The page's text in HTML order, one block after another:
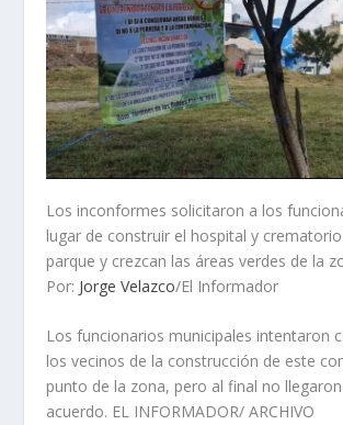
Los inconformes solicitaron a los
lugar de construir el hospital y
parque y crezcan las áreas verdes de la
Por: Jorge Velazco/El Informador
Los funcionarios municipales intentaron
los vecinos de la construcción de este
punto de la zona, pero al final no
acuerdo. EL INFORMADOR/ ARCHIVO